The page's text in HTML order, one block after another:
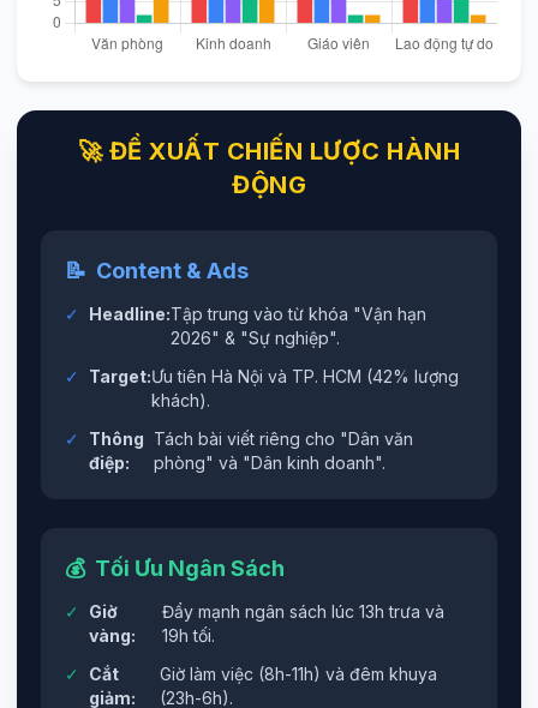
🚀 ĐỀ XUẤT CHIẾN LƯỢC HÀNH
ĐỘNG
📝 Content & Ads
✓ Headline:Tập trung vào từ khóa "Vận hạn
2026" & "Sự nghiệp".
✓
Target:Ưu tiên Hà Nội và TP. HCM (42% lượng
khách).
✓
Thông
điệp:
Tách bài viết riêng cho "Dân văn
phòng" và "Dân kinh doanh".
💰 Tối Ưu Ngân Sách
✓
Giờ
vàng:
Đẩy mạnh ngân sách lúc 13h trưa và
19h tối.
✓
Cắt
giảm:
Giờ làm việc (8h-11h) và đêm khuya
(23h-6h).